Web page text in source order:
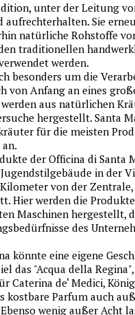
unter der Leitung
Sie
natürliche Rohstoffe
traditionellen
werden.
besonders um die
von Anfang an eines
aus natürlichen
hergestellt. Santa
für die meisten
der Officina di Santa
in der
von der
Hier werden die
Maschinen hergestellt,
des
könnte eine eigene
das "Acqua della
Caterina de‘ Medici,
kostbare Parfum auch
wenig außer Acht